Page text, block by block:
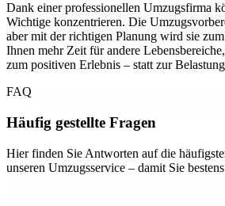
Dank einer professionellen Umzugsfirma
Wichtige konzentrieren. Die
aber mit der richtigen Planung wird sie
Ihnen mehr Zeit für andere
zum positiven Erlebnis – statt zur
FAQ
Häufig gestellte Fragen
Hier finden Sie Antworten auf die
unseren Umzugsservice – damit Sie